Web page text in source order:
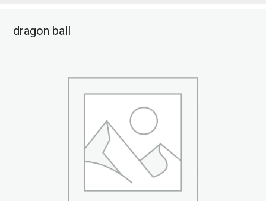
dragon ball